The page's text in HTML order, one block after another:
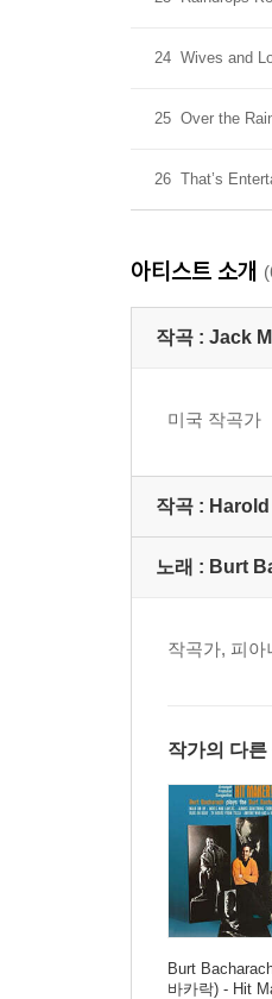
24 Wives and
25 Over the
26 That’s
아티스트 소개
작곡 : Jack
미국 작곡가
작곡 :
노래 : Burt
작곡가, 피아
작가의 다른
Burt
바카락) - Hit